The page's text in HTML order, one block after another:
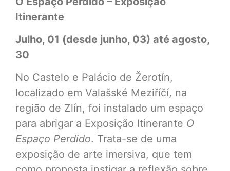
Itinerante
Julho, 01 (desde junho, 03) até agosto,
30
No Castelo e Palácio de Žerotín,
localizado em Valašské Meziříčí, na
região de Zlín, foi instalado um espaço
para abrigar a Exposição Itinerante O
Espaço Perdido. Trata-se de uma
exposição de arte imersiva, que tem